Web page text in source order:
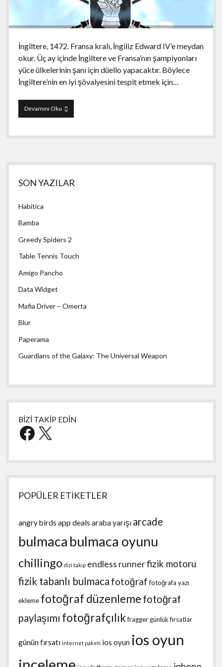
İngiltere, 1472. Fransa kralı, İngiliz Edward IV’e meydan
okur. Üç ay içinde İngiltere ve Fransa’nın şampiyonları
yüce ülkelerinin şanı için düello yapacaktır. Böylece
İngiltere’nin en iyi şövalyesini tespit etmek için…
Devamını OkuJoust
Legend
Yan
Menü
SON YAZILAR
Habitica
Bamba
Greedy Spiders 2
Table Tennis Touch
Amigo Pancho
Data Widget
Mafia Driver – Omerta
Blur
Paperama
Guardians of the Galaxy: The Universal Weapon
BİZİ TAKİP EDİN
Facebook
X
POPÜLER ETİKETLER
angry birds app deals araba yarışı arcade
bulmaca bulmaca oyunu
chillingo dizi takip endless runnerfizik motoru
fizik tabanlı bulmaca fotoğraf fotoğrafa yazı
ekleme fotoğraf düzenleme fotoğraf
paylaşımı fotoğrafçılıkfraggergünlük fırsatlar
günün fırsatı internet paketi ios oyun ios oyun